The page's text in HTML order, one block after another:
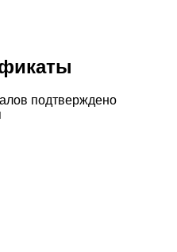
подтверждено